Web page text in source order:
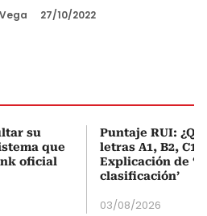
27/10/2022
su
que
oficial
Puntaje RUI:
letras A1, B2, C1
Explicación de
clasificación’
03/08/2026